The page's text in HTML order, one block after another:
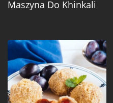
Maszyna Do Khinkali